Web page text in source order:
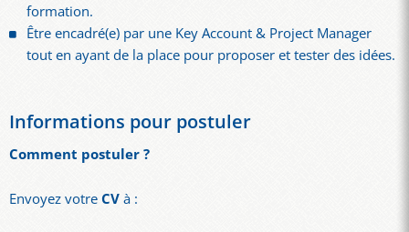
formation.
Être encadré(e) par une Key Account & Project Manager
tout en ayant de la place pour proposer et tester des idées.
Informations pour postuler
Comment postuler ?
Envoyez votreCVà :